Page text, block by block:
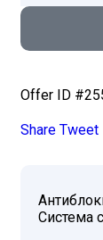
Offer ID
Share Tweet
Система